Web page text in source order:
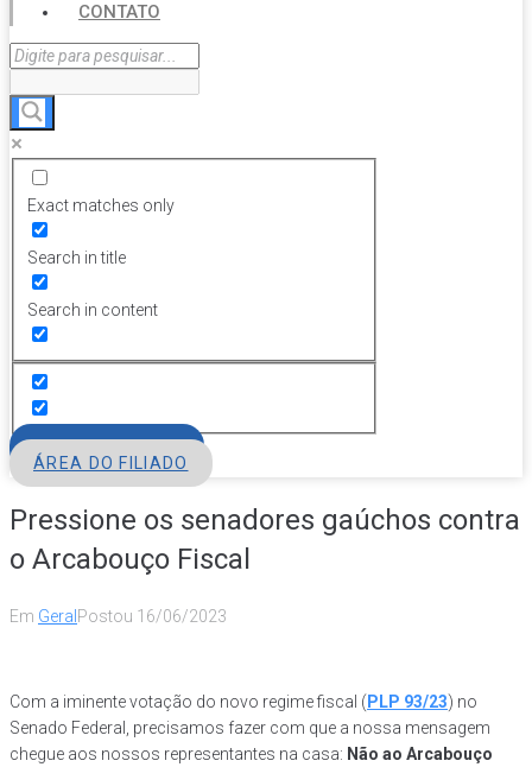
CONTATO
Exact matches only
Search in title
Search in content
ÁREA DO FILIADO
Pressione os senadores gaúchos contra
o Arcabouço Fiscal
Em Geral Postou 16/06/2023
Com a iminente votação do novo regime fiscal ( PLP 93/23) no
Senado Federal, precisamos fazer com que a nossa mensagem
chegue aos nossos representantes na casa: Não ao Arcabouço